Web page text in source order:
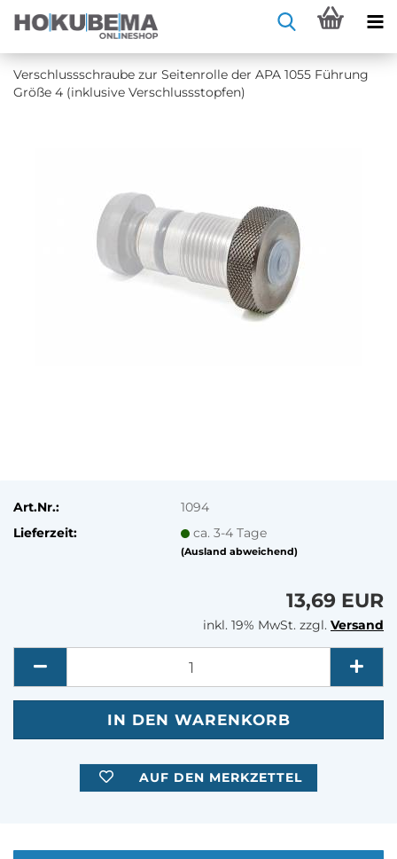
Ver­schluss­schrau­be zur Sei­ten­rol­le der APA 1055 Füh­rung
Größe 4 (in­klu­si­ve Ver­schluss­stop­fen)
Art.Nr.:
1094
Lieferzeit:
ca. 3-4 Tage
(Ausland abweichend)
13,69 EUR
inkl. 19% MwSt. zzgl. Versand
AUF DEN MERKZETTEL